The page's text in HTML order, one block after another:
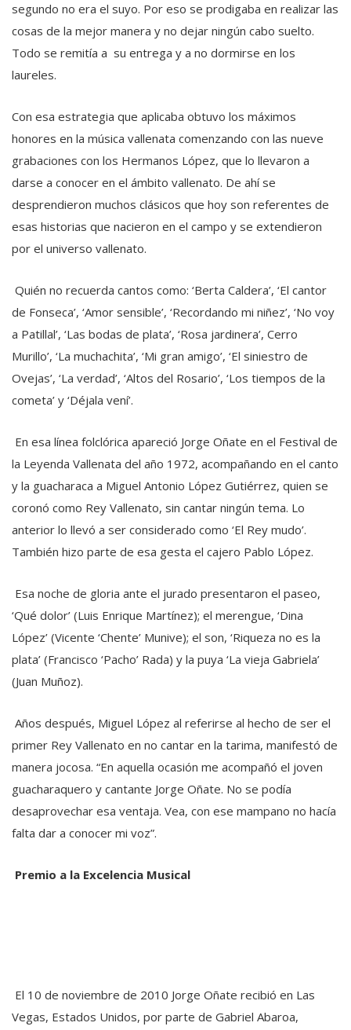
segundo no era el suyo. Por eso se prodigaba en realizar las
cosas de la mejor manera y no dejar ningún cabo suelto.
Todo se remitía a su entrega y a no dormirse en los
laureles.
Con esa estrategia que aplicaba obtuvo los máximos
honores en la música vallenata comenzando con las nueve
grabaciones con los Hermanos López, que lo llevaron a
darse a conocer en el ámbito vallenato. De ahí se
desprendieron muchos clásicos que hoy son referentes de
esas historias que nacieron en el campo y se extendieron
por el universo vallenato.
Quién no recuerda cantos como: ‘Berta Caldera’, ‘El cantor
de Fonseca’, ‘Amor sensible’, ‘Recordando mi niñez’, ‘No voy
a Patillal’, ‘Las bodas de plata’, ‘Rosa jardinera’, Cerro
Murillo’, ‘La muchachita’, ‘Mi gran amigo’, ‘El siniestro de
Ovejas’, ‘La verdad’, ‘Altos del Rosario’, ‘Los tiempos de la
cometa’ y ‘Déjala vení’.
En esa línea folclórica apareció Jorge Oñate en el Festival de
la Leyenda Vallenata del año 1972, acompañando en el canto
y la guacharaca a Miguel Antonio López Gutiérrez, quien se
coronó como Rey Vallenato, sin cantar ningún tema. Lo
anterior lo llevó a ser considerado como ‘El Rey mudo’.
También hizo parte de esa gesta el cajero Pablo López.
Esa noche de gloria ante el jurado presentaron el paseo,
‘Qué dolor’ (Luis Enrique Martínez); el merengue, ‘Dina
López’ (Vicente ‘Chente’ Munive); el son, ‘Riqueza no es la
plata’ (Francisco ‘Pacho’ Rada) y la puya ‘La vieja Gabriela’
(Juan Muñoz).
Años después, Miguel López al referirse al hecho de ser el
primer Rey Vallenato en no cantar en la tarima, manifestó de
manera jocosa. “En aquella ocasión me acompañó el joven
guacharaquero y cantante Jorge Oñate. No se podía
desaprovechar esa ventaja. Vea, con ese mampano no hacía
falta dar a conocer mi voz”.
Premio a la Excelencia Musical
El 10 de noviembre de 2010 Jorge Oñate recibió en Las
Vegas, Estados Unidos, por parte de Gabriel Abaroa,